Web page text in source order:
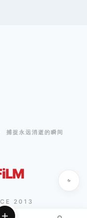
捉永远消逝的瞬间
2013